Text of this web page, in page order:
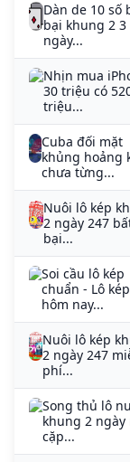
Dàn de 10 số
bại khung 2 3
ngày...
Nhịn mua
30 triệu có
triệu...
Cuba đối mặt
khủng hoảng
chưa từng...
Nuôi lô kép
2 ngày 247
bại...
Soi cầu lô kép
chuẩn - Lô
hôm nay...
Nuôi lô kép
2 ngày 247
phí...
Song thủ lô
khung 2 ngày
cặp...